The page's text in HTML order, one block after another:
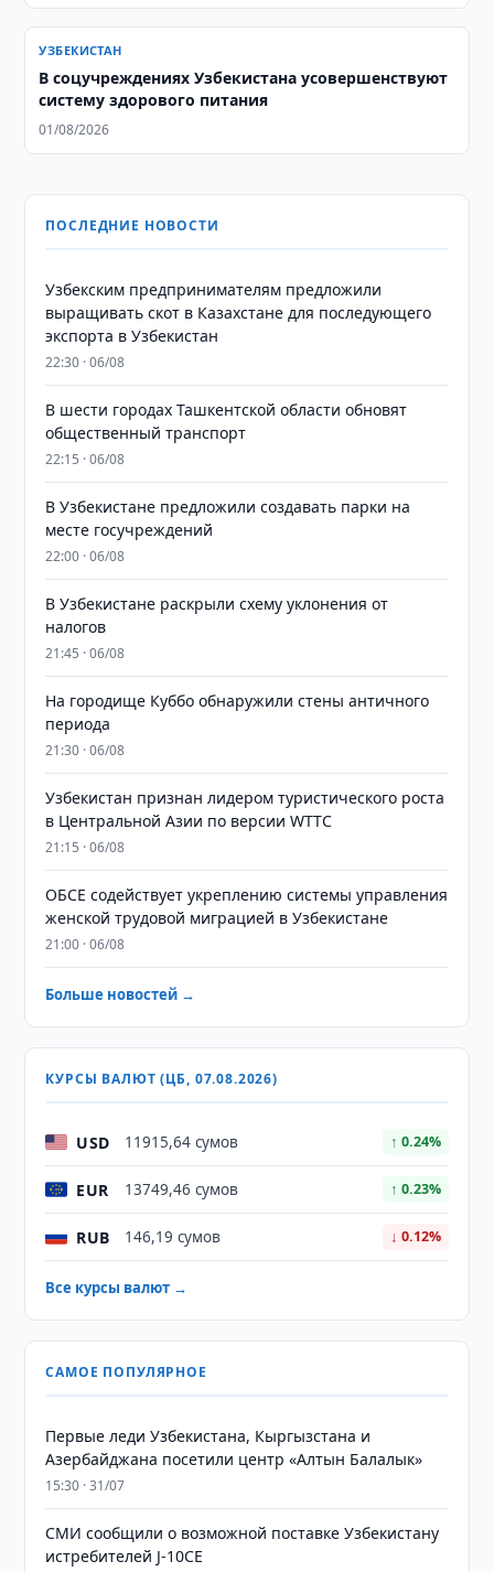
УЗБЕКИСТАН
В соцучреждениях Узбекистана усовершенствуют
систему здорового питания
01/08/2026
ПОСЛЕДНИЕ НОВОСТИ
Узбекским предпринимателям предложили
выращивать скот в Казахстане для последующего
экспорта в Узбекистан
22:30 · 06/08
В шести городах Ташкентской области обновят
общественный транспорт
22:15 · 06/08
В Узбекистане предложили создавать парки на
месте госучреждений
22:00 · 06/08
В Узбекистане раскрыли схему уклонения от
налогов
21:45 · 06/08
На городище Куббо обнаружили стены античного
периода
21:30 · 06/08
Узбекистан признан лидером туристического роста
в Центральной Азии по версии WTTC
21:15 · 06/08
ОБСЕ содействует укреплению системы управления
женской трудовой миграцией в Узбекистане
21:00 · 06/08
Больше новостей →
КУРСЫ ВАЛЮТ (ЦБ, 07.08.2026)
USD 11915,64 сумов ↑ 0.24%
EUR 13749,46 сумов ↑ 0.23%
RUB 146,19 сумов ↓ 0.12%
Все курсы валют →
САМОЕ ПОПУЛЯРНОЕ
Первые леди Узбекистана, Кыргызстана и
Азербайджана посетили центр «Алтын Балалык»
15:30 · 31/07
СМИ сообщили о возможной поставке Узбекистану
истребителей J-10CE